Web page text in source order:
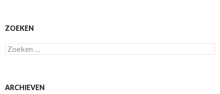
ZOEKEN
Zoeken
naar:
ARCHIEVEN